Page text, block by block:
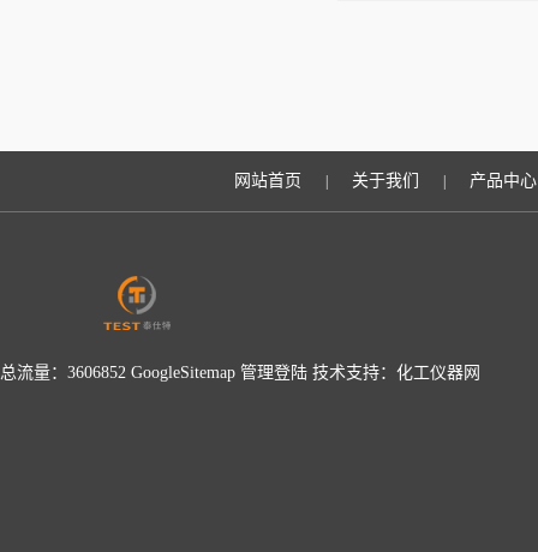
网站首页 关于我们 产品中心
总流量：3606852 GoogleSitemap 管理登陆 技术支持： 化工仪器网